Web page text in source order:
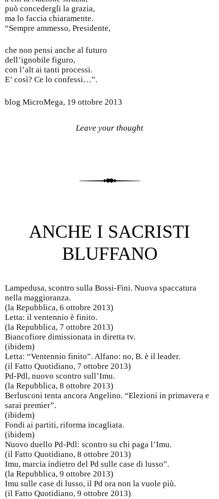
può concedergli la grazia,
ma lo faccia chiaramente.
“Sempre ammesso, Presidente,
che non pensi anche al futuro
dell’ignobile figuro,
con l’alt ai tanti processi.
E’ così? Ce lo confessi…”.
blog MicroMega, 19 ottobre 2013
Leave your thought
ANCHE I SACRISTI
BLUFFANO
Lampedusa, scontro sulla Bossi-Fini. Nuova spaccatura
nella maggioranza.
(la Repubblica, 6 ottobre 2013)
Letta: il ventennio è finito.
(la Repubblica, 7 ottobre 2013)
Biancofiore dimissionata in diretta tv.
(ibidem)
Letta: “Ventennio finito”. Alfano: no, B. è il leader.
(il Fatto Quotidiano, 7 ottobre 2013)
Pd-Pdl, nuovo scontro sull’Imu.
(la Repubblica, 8 ottobre 2013)
Berlusconi tenta ancora Angelino. “Elezioni in primavera e
sarai premier”.
(ibidem)
Fondi ai partiti, riforma incagliata.
(ibidem)
Nuovo duello Pd-Pdl: scontro su chi paga l’Imu.
(il Fatto Quotidiano, 8 ottobre 2013)
Imu, marcia indietro del Pd sulle case di lusso”.
(la Repubblica, 9 ottobre 2013)
Imu sulle case di lusso, il Pd ora non la vuole più.
(il Fatto Quotidiano, 9 ottobre 2013)